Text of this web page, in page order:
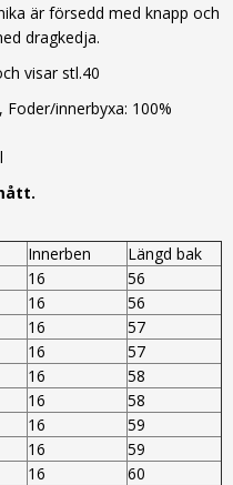
är försedd med knapp och
dragkedja.
visar stl.40
Foder/innerbyxa: 100%
Innerben
Längd bak
16
56
16
56
16
57
16
57
16
58
16
58
16
59
16
59
16
60